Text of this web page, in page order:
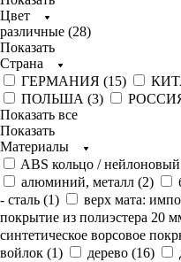
Цвет
различные (28)
Показать
Страна
ГЕРМАНИЯ (15)
ПОЛЬША (3)
Показать все
Показать
Материалы
ABS кольцо /
алюминий, металл (2)
- сталь (1)
верх мата:
покрытие из полиэстера 20
синтетическое ворсовое
войлок (1) дерево (16)